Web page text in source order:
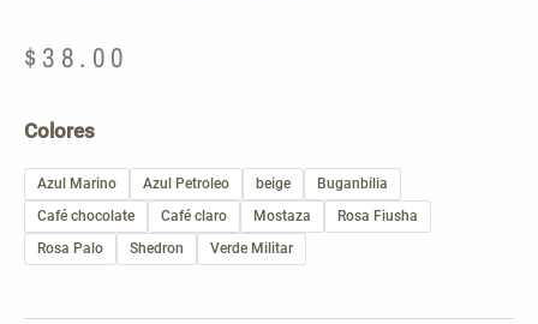
$ 38.00
Colores
Azul Marino Azul Petroleo beige
Buganbilia
Café chocolate
Café claro Mostaza
Rosa Fiusha
Rosa Palo
Shedron Verde Militar
Blusa
cantidad